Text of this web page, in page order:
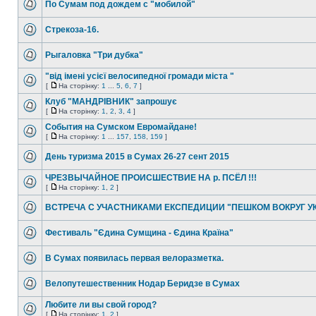
По Сумам под дождем с "мобилой"
Стрекоза-16.
Рыгаловка "Три дубка"
"від імені усієї велосипедної громади міста "
[ На сторінку: 1 5 6 7 ]
Клуб "МАНДРІВНИК" запрошує
[ На сторінку: 1 2 3 4 ]
События на Сумском Евромайдане!
[ На сторінку: 1 157 158 159 ]
День туризма 2015 в Сумах 26-27 сент 2015
ЧРЕЗВЫЧАЙНОЕ ПРОИСШЕСТВИЕ НА р. ПСЁЛ !!!
[ На сторінку: 1 2 ]
ВСТРЕЧА С УЧАСТНИКАМИ ЕКСПЕДИЦИИ "ПЕШКОМ ВОКРУГ
Фестиваль "Єдина Сумщина - Єдина Країна"
В Сумах появилась первая велоразметка.
Велопутешественник Нодар Беридзе в Сумах
Любите ли вы свой город?
[ На сторінку: 1 2 ]